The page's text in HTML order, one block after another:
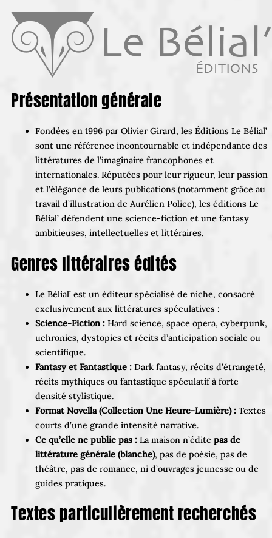
Présentation générale
Fondées en 1996 par Olivier Girard, les Éditions Le Bélial’
sont une référence incontournable et indépendante des
littératures de l’imaginaire francophones et
internationales. Réputées pour leur rigueur, leur passion
et l’élégance de leurs publications (notamment grâce au
travail d’illustration de Aurélien Police), les éditions Le
Bélial’ défendent une science-fiction et une fantasy
ambitieuses, intellectuelles et littéraires.
Genres littéraires édités
Le Bélial’ est un éditeur spécialisé de niche, consacré
exclusivement aux littératures spéculatives :
Science-Fiction : Hard science, space opera, cyberpunk,
uchronies, dystopies et récits d’anticipation sociale ou
scientifique.
Fantasy et Fantastique : Dark fantasy, récits d’étrangeté,
récits mythiques ou fantastique spéculatif à forte
densité stylistique.
Format Novella (Collection Une Heure-Lumière) : Textes
courts d’une grande intensité narrative.
Ce qu’elle ne publie pas : La maison n’édite pas de
littérature générale (blanche), pas de poésie, pas de
théâtre, pas de romance, ni d’ouvrages jeunesse ou de
guides pratiques.
Textes particulièrement recherchés